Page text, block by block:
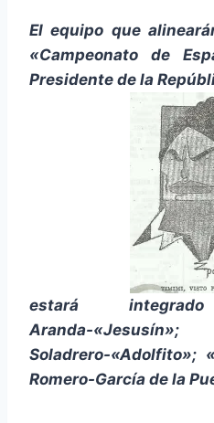
El equipo que
«Campeonato de
Presidente de la
estará
Aranda-
Soladrero-«Adolfito»;
Romero-García de la